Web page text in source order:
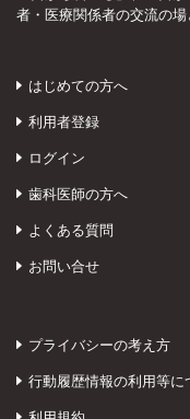
者・医療関係者の交流の場
はじめての方へ
利用者登録
ログイン
歯科医師の方へ
よくある質問
お問い合せ
プライバシーの考え方
行動履歴情報の利用等に